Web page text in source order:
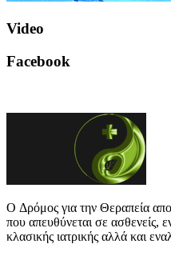
Video
Facebook
O Δρόμος για την Θεραπεία
που απευθύνεται σε ασθενείς,
κλασικής ιατρικής αλλά και